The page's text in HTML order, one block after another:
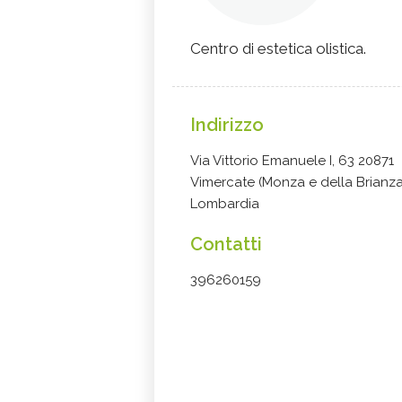
Centro di estetica olistica.
Indirizzo
Via Vittorio Emanuele I, 63 20871
Vimercate (Monza e della
Lombardia
Contatti
396260159